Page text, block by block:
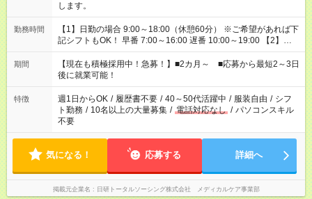
します。
勤務時間
【1】日勤の場合 9:00～18:00（休憩60分） ※ご希望があれば下
記シフトもOK！ 早番 7:00～16:00 遅番 10:00～19:00 【2】夜
勤の場合 16:30～翌9:30 16:30～翌10:30など ※Wワーク希望の
方へ 今ご覧のお仕事で希望する勤務時間と、もう1つのお仕事の
勤務時間。 合計で週40時間を超える場合は応募できません。
期間
【現在も積極採用中！急募！】■2カ月～ ■応募から最短2～3日
後に就業可能！
特徴 週1日からOK / 履歴書不要 / 40～50代活躍中 / 服装自由 / シフ
ト勤務 / 10名以上の大量募集 / 電話対応なし / パソコンスキル
不要
気になる！ 応募する 詳細へ
掲載元企業名 日研トータルソーシング株式会社 メディカルケア事業部